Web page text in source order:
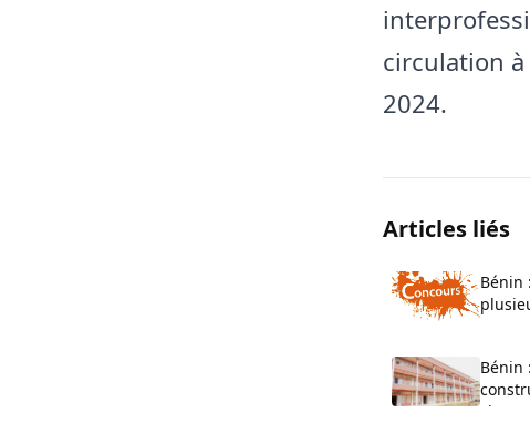
circulation
2024.
Articles liés
Bénin
Bénin